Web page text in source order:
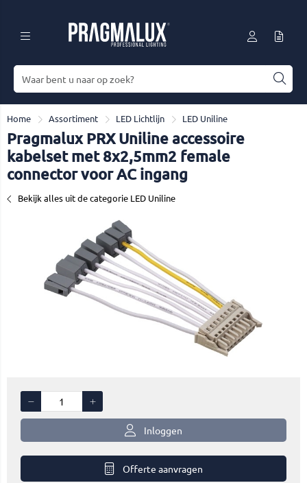
Home Assortiment LED Lichtlijn LED Uniline
Pragmalux PRX Uniline accessoire
kabelset met 8x2,5mm2 female
connector voor AC ingang
Bekijk alles uit de categorie LED Uniline
Inloggen
Offerte aanvragen